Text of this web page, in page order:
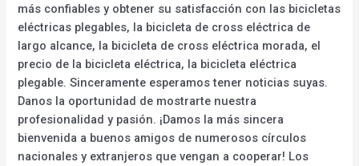
más confiables y obtener su satisfacción con las bicicletas
eléctricas plegables, la bicicleta de cross eléctrica de
largo alcance, la bicicleta de cross eléctrica morada, el
precio de la bicicleta eléctrica, la bicicleta eléctrica
plegable. Sinceramente esperamos tener noticias suyas.
Danos la oportunidad de mostrarte nuestra
profesionalidad y pasión. ¡Damos la más sincera
bienvenida a buenos amigos de numerosos círculos
nacionales y extranjeros que vengan a cooperar! Los